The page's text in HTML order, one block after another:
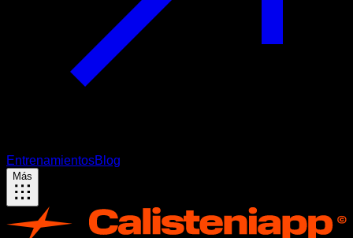
EntrenamientosBlog
Más